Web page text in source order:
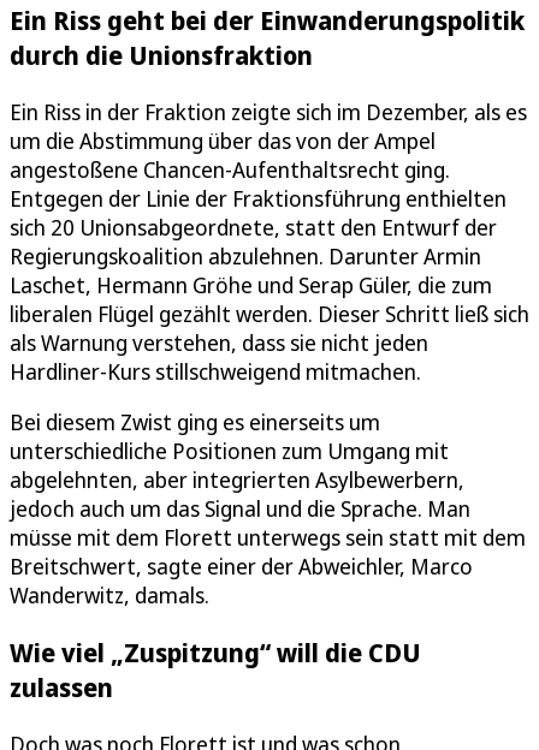
Ein Riss geht bei der Einwanderungspolitik
durch die Unionsfraktion
Ein Riss in der Fraktion zeigte sich im Dezember, als es
um die Abstimmung über das von der Ampel
angestoßene Chancen-Aufenthaltsrecht ging.
Entgegen der Linie der Fraktionsführung enthielten
sich 20 Unionsabgeordnete, statt den Entwurf der
Regierungskoalition abzulehnen. Darunter Armin
Laschet, Hermann Gröhe und Serap Güler, die zum
liberalen Flügel gezählt werden. Dieser Schritt ließ sich
als Warnung verstehen, dass sie nicht jeden
Hardliner-Kurs stillschweigend mitmachen.
Bei diesem Zwist ging es einerseits um
unterschiedliche Positionen zum Umgang mit
abgelehnten, aber integrierten Asylbewerbern,
jedoch auch um das Signal und die Sprache. Man
müsse mit dem Florett unterwegs sein statt mit dem
Breitschwert, sagte einer der Abweichler, Marco
Wanderwitz, damals.
Wie viel „Zuspitzung“ will die CDU
zulassen
Doch was noch Florett ist und was schon